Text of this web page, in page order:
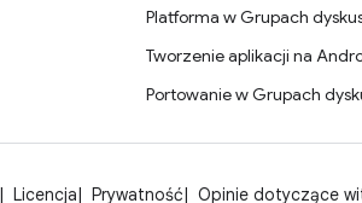
Platforma w Grupach
Tworzenie aplikacji na
Portowanie w Grupach
Licencja Prywatność Opinie dotyczące